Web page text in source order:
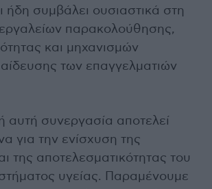
ήδη συμβάλει ουσιαστικά στη
παρακολούθησης,
και μηχανισμών
των επαγγελματιών
αυτή συνεργασία αποτελεί
για την ενίσχυση της
της αποτελεσματικότητας του
υγείας. Παραμένουμε